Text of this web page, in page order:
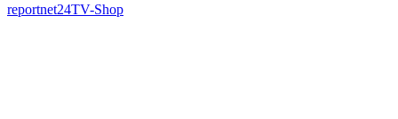
reportnet24TV-Shop